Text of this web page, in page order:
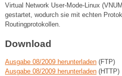
Virtual Network User-Mode-Linux
gestartet, wodurch sie mit echten
Routingprotokollen.
Download
Ausgabe 08/2009 herunterladen (FTP)
Ausgabe 08/2009 herunterladen (HTTP)